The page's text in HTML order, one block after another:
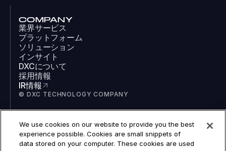
COMPANY
業界サービス
プラットフォーム
ソリューション
インサイト
DXCについて
採用情報
IR情報
© DXC TECHNOLOGY COMPANY
SOCIAL
LinkedIn
Facebook
We use cookies on our website to provide you the best
experience possible. Cookies are small snippets of
data stored on your computer. These cookies are used